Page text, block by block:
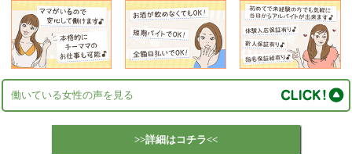
働いている女性の声を見る
>>詳細はコチラ<<